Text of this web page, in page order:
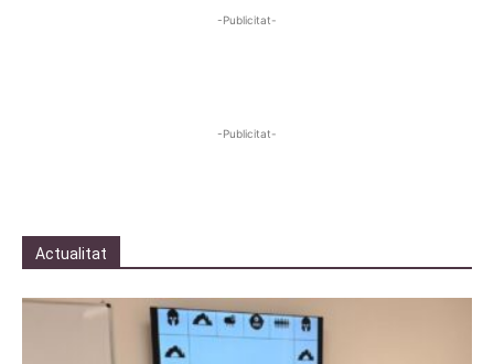
-Publicitat-
-Publicitat-
Actualitat